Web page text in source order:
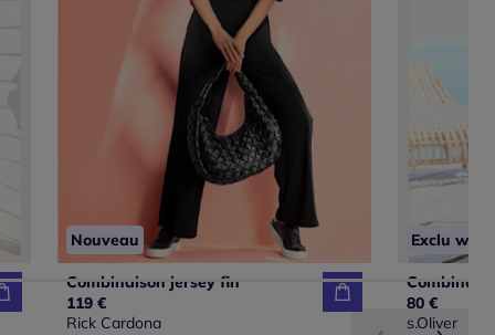
Nouveau
Combinaison jersey fin
119 €
Rick Cardona
Exclu web
80 €
s.Oliver